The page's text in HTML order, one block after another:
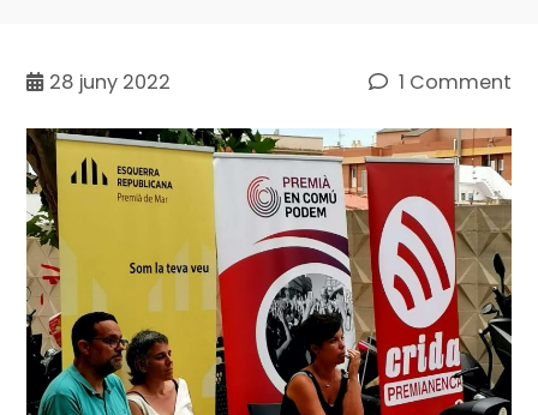
28 juny 2022 1 Comment